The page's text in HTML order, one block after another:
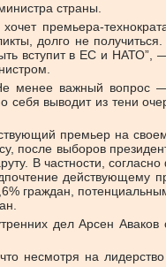
страны.
премьера-
долго не
вступит в ЕС и
менее важный
себя выводит из
премьер на
после выборов
В частности,
действующему
граждан,
дел Арсен Аваков
несмотря на